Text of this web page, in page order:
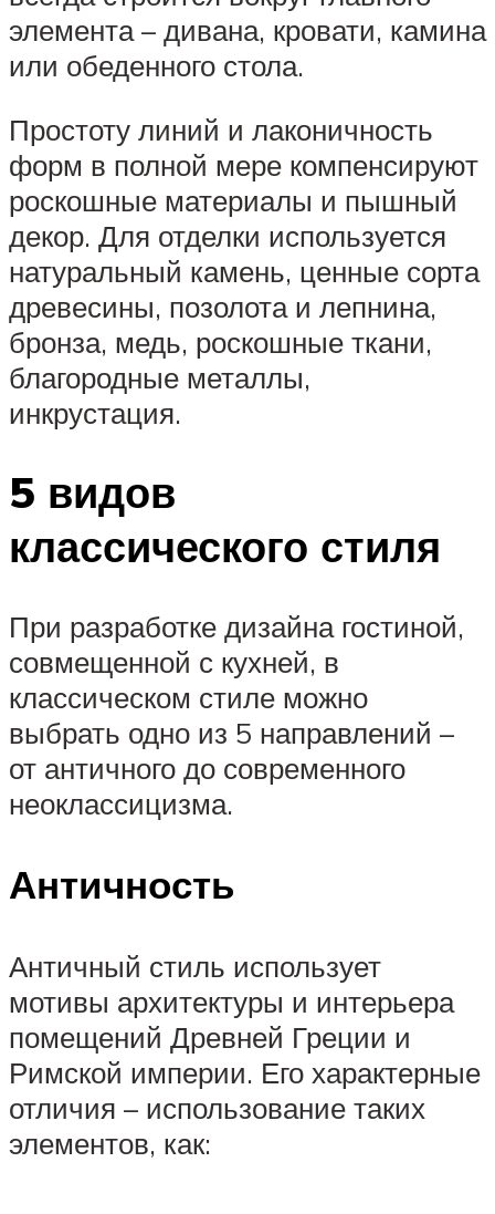
элемента – дивана, кровати, камина
или обеденного стола.
Простоту линий и лаконичность
форм в полной мере компенсируют
роскошные материалы и пышный
декор. Для отделки используется
натуральный камень, ценные сорта
древесины, позолота и лепнина,
бронза, медь, роскошные ткани,
благородные металлы,
инкрустация.
5 видов
классического стиля
При разработке дизайна гостиной,
совмещенной с кухней, в
классическом стиле можно
выбрать одно из 5 направлений –
от античного до современного
неоклассицизма.
Античность
Античный стиль использует
мотивы архитектуры и интерьера
помещений Древней Греции и
Римской империи. Его характерные
отличия – использование таких
элементов, как: